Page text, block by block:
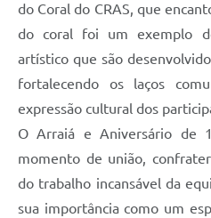
do Coral do CRAS, que
do coral foi um exemplo
artístico que são
fortalecendo os laços
expressão cultural dos
O Arraiá e Aniversário de
momento de união,
do trabalho incansável da
sua importância como um